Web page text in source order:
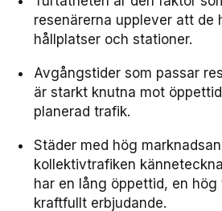
resenärerna upplever att de
hållplatser och stationer.
Avgångstider som passar
är starkt knutna mot
planerad trafik.
Städer med hög
kollektivtrafiken
har en lång öppettid, en
kraftfullt erbjudande.